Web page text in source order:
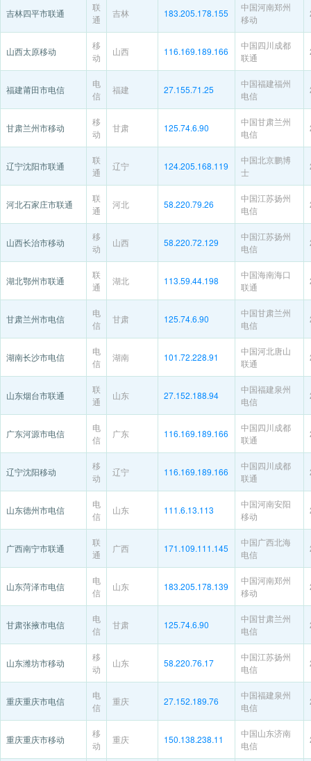
吉林四平市联通
联
通
吉林 183.205.178.155
中国河南郑州
移动
山西太原移动
移
动
山西 116.169.189.166
中国四川成都
联通
福建莆田市电信
电
信
福建 27.155.71.25
中国福建福州
电信
甘肃兰州市移动
移
动
甘肃 125.74.6.90
中国甘肃兰州
电信
辽宁沈阳市联通
联
通
辽宁 124.205.168.119
中国北京鹏博
士
河北石家庄市联通
联
通
河北 58.220.79.26
中国江苏扬州
电信
山西长治市移动
移
动
山西 58.220.72.129
中国江苏扬州
电信
湖北鄂州市联通
联
通
湖北 113.59.44.198
中国海南海口
联通
甘肃兰州市电信
电
信
甘肃 125.74.6.90
中国甘肃兰州
电信
湖南长沙市电信
电
信
湖南 101.72.228.91
中国河北唐山
联通
山东烟台市联通
联
通
山东 27.152.188.94
中国福建泉州
电信
广东河源市电信
电
信
广东 116.169.189.166
中国四川成都
联通
辽宁沈阳移动
移
动
辽宁 116.169.189.166
中国四川成都
联通
山东德州市电信
电
信
山东 111.6.13.113
中国河南安阳
移动
广西南宁市联通
联
通
广西 171.109.111.145
中国广西北海
电信
山东菏泽市电信
电
信
山东 183.205.178.139
中国河南郑州
移动
甘肃张掖市电信
电
信
甘肃 125.74.6.90
中国甘肃兰州
电信
山东潍坊市移动
移
动
山东 58.220.76.17
中国江苏扬州
电信
重庆重庆市电信
电
信
重庆 27.152.189.76
中国福建泉州
电信
重庆重庆市移动
移
动
重庆 150.138.238.11
中国山东济南
电信